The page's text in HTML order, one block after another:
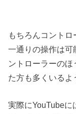
もちろんコント
一通りの操作は可
ントローラーの
た方も多くいるよ
実際にYouTube